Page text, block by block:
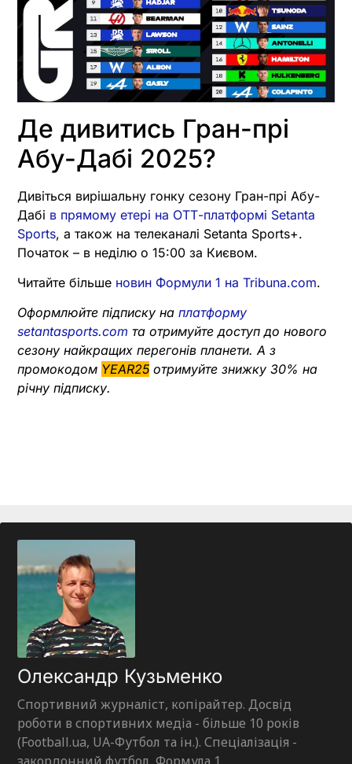
Де дивитись Гран-прі
Абу-Дабі 2025?
Дивіться вирішальну гонку сезону Гран-прі Абу-
Дабі в прямому етері на ОТТ-платформі Setanta
Sports, а також на телеканалі Setanta Sports+.
Початок – в неділю о 15:00 за Києвом.
Читайте більше новин Формули 1 на Tribuna.com.
Оформлюйте підписку на платформу
setantasports.com та отримуйте доступ до нового
сезону найкращих перегонів планети. А з
промокодом YEAR25отримуйте знижку 30% на
річну підписку.
Олександр Кузьменко
Спортивний журналіст, копірайтер. Досвід
роботи в спортивних медіа - більше 10 років
(Football.ua, UA-Футбол та ін.). Спеціалізація -